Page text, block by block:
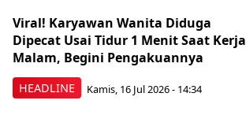
HEADLINE
Viral! Karyawan Wanita Diduga
Dipecat Usai Tidur 1 Menit Saat Kerja
Malam, Begini Pengakuannya
Kamis, 16 Jul 2026 - 14:34